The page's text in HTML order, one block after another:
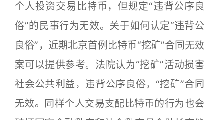
个人投资交易比特币，但规定“违背公序良
俗”的民事行为无效。关于如何认定“违背公
良俗”，近期北京首例比特币“挖矿”合同无效
案可以提供参考。法院认为“挖矿”活动损害
社会公共利益，违背公序良俗，“挖矿”合同
无效。同样个人交易支配比特币的行为也会